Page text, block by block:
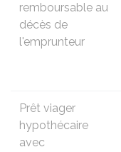
remboursable au
décès de
l'emprunteur
Prêt viager
hypothécaire
avec